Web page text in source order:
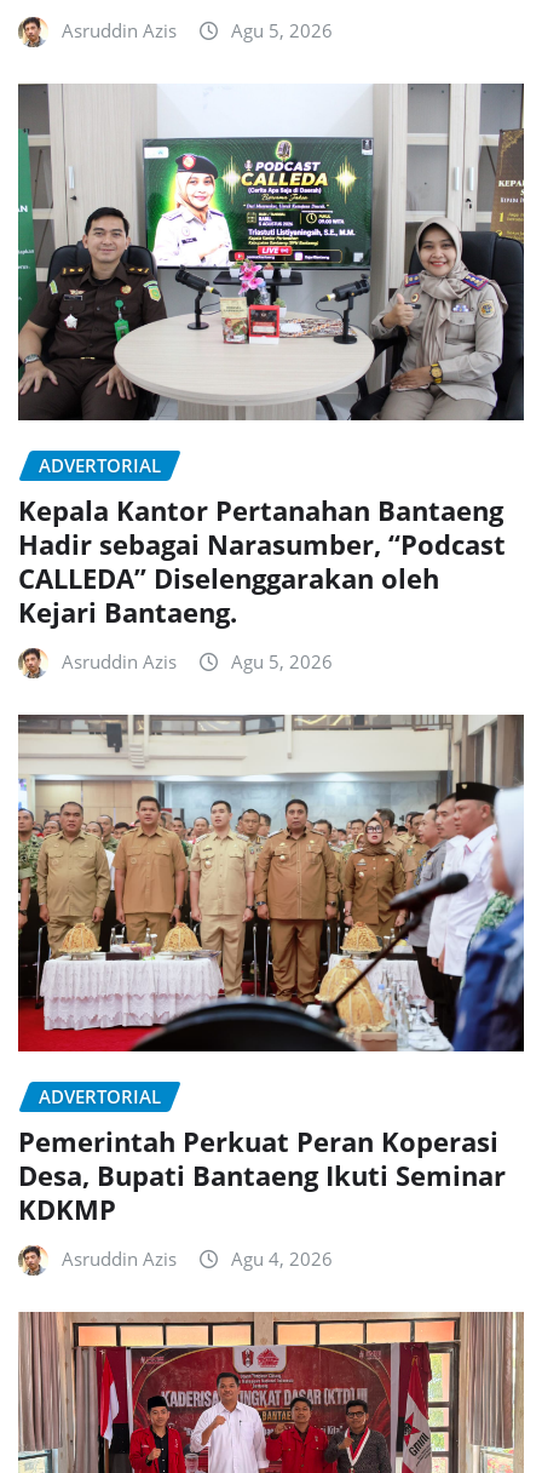
Asruddin Azis Agu 5, 2026
ADVERTORIAL
Kepala Kantor Pertanahan Bantaeng
Hadir sebagai Narasumber, “Podcast
CALLEDA” Diselenggarakan oleh
Kejari Bantaeng.
Asruddin Azis Agu 5, 2026
ADVERTORIAL
Pemerintah Perkuat Peran Koperasi
Desa, Bupati Bantaeng Ikuti Seminar
KDKMP
Asruddin Azis Agu 4, 2026